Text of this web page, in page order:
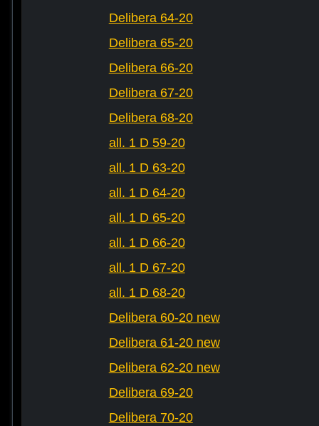
Delibera 64-20
Delibera 65-20
Delibera 66-20
Delibera 67-20
Delibera 68-20
all. 1 D 59-20
all. 1 D 63-20
all. 1 D 64-20
all. 1 D 65-20
all. 1 D 66-20
all. 1 D 67-20
all. 1 D 68-20
Delibera 60-20 new
Delibera 61-20 new
Delibera 62-20 new
Delibera 69-20
Delibera 70-20